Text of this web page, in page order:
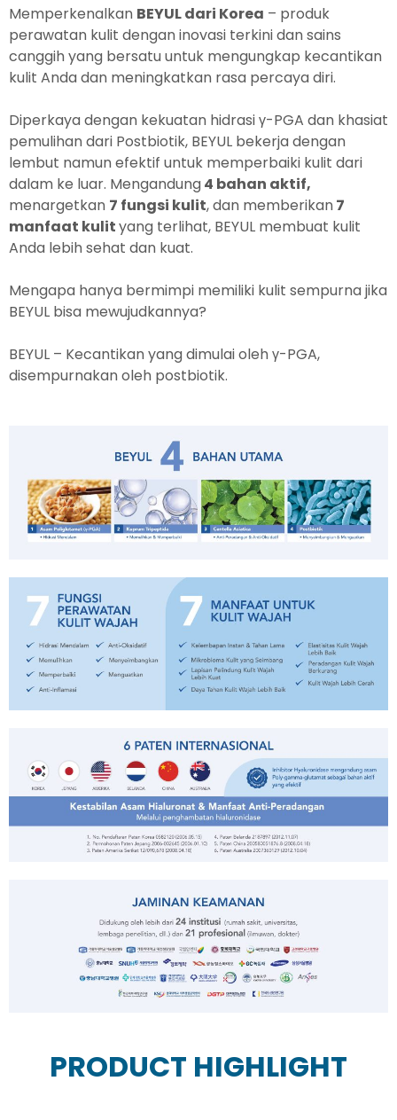
Memperkenalkan BEYUL dari Korea – produk
perawatan kulit dengan inovasi terkini dan sains
canggih yang bersatu untuk mengungkap kecantikan
kulit Anda dan meningkatkan rasa percaya diri.
Diperkaya dengan kekuatan hidrasi γ-PGA dan khasiat
pemulihan dari Postbiotik, BEYUL bekerja dengan
lembut namun efektif untuk memperbaiki kulit dari
dalam ke luar. Mengandung4 bahan aktif,
menargetkan 7 fungsi kulit, dan memberikan7
manfaat kulityang terlihat, BEYUL membuat kulit
Anda lebih sehat dan kuat.
Mengapa hanya bermimpi memiliki kulit sempurna jika
BEYUL bisa mewujudkannya?
BEYUL – Kecantikan yang dimulai oleh γ-PGA,
disempurnakan oleh postbiotik.
PRODUCT HIGHLIGHT